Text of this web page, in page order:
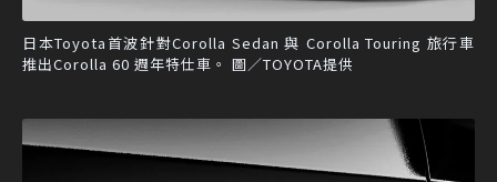
日本Toyota首波針對Corolla Sedan 與 Corolla Touring 旅行車
推出Corolla 60 週年特仕車。 圖／TOYOTA提供